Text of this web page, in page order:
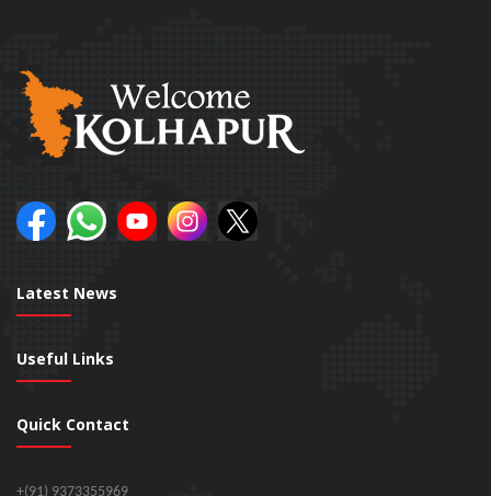
Latest News
Useful Links
Quick Contact
+(91) 9373355969